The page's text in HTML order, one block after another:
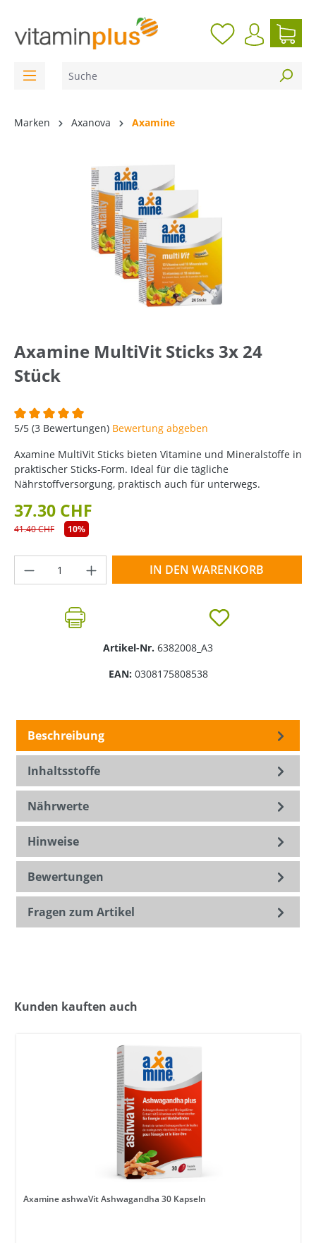
Marken Axanova Axamine
Axamine MultiVit Sticks 3x 24
Stück
Durchschnittliche Bewertung von 5 von 5 Sternen
5/5 (3 Bewertungen) Bewertung abgeben
Axamine MultiVit Sticks bieten Vitamine und Mineralstoffe in
praktischer Sticks-Form. Ideal für die tägliche
Nährstoffversorgung, praktisch auch für unterwegs.
37.30 CHF
41.40 CHF 10%
Produkt Anzahl: Gib den gewünschten
IN DEN WARENKORB
Artikel-Nr. 6382008_A3
EAN: 0308175808538
Beschreibung
Inhaltsstoffe
Nährwerte
Hinweise
Bewertungen
Fragen zum Artikel
Kunden kauften auch
Axamine ashwaVit Ashwagandha 30 Kapseln